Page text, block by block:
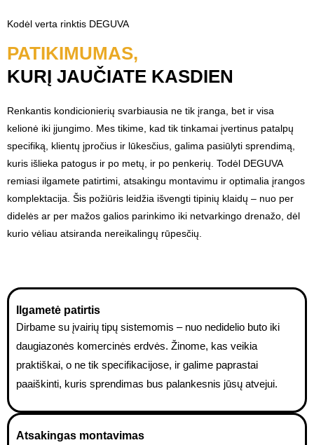
*
Kodėl verta rinktis DEGUVA
PATIKIMUMAS,
KURĮ JAUČIATE KASDIEN
Renkantis kondicionierių svarbiausia ne tik įranga, bet ir visa
kelionė iki įjungimo. Mes tikime, kad tik tinkamai įvertinus patalpų
specifiką, klientų įpročius ir lūkesčius, galima pasiūlyti sprendimą,
kuris išlieka patogus ir po metų, ir po penkerių. Todėl DEGUVA
remiasi ilgamete patirtimi, atsakingu montavimu ir optimalia įrangos
komplektacija. Šis požiūris leidžia išvengti tipinių klaidų – nuo per
didelės ar per mažos galios parinkimo iki netvarkingo drenažo, dėl
kurio vėliau atsiranda nereikalingų rūpesčių.
Ilgametė patirtis
Dirbame su įvairių tipų sistemomis – nuo nedidelio buto iki
daugiazonės komercinės erdvės. Žinome, kas veikia
praktiškai, o ne tik specifikacijose, ir galime paprastai
paaiškinti, kuris sprendimas bus palankesnis jūsų atvejui.
Atsakingas montavimas